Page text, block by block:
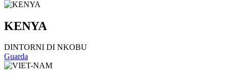
KENYA
DINTORNI DI NKOBU
Guarda